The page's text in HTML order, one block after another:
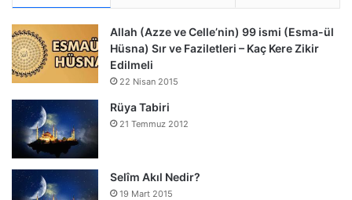
Allah (Azze ve Celle’nin) 99 ismi (Esma-ül
Hüsna) Sır ve Faziletleri – Kaç Kere Zikir
Edilmeli
22 Nisan 2015
Rüya Tabiri
21 Temmuz 2012
Selîm Akıl Nedir?
19 Mart 2015